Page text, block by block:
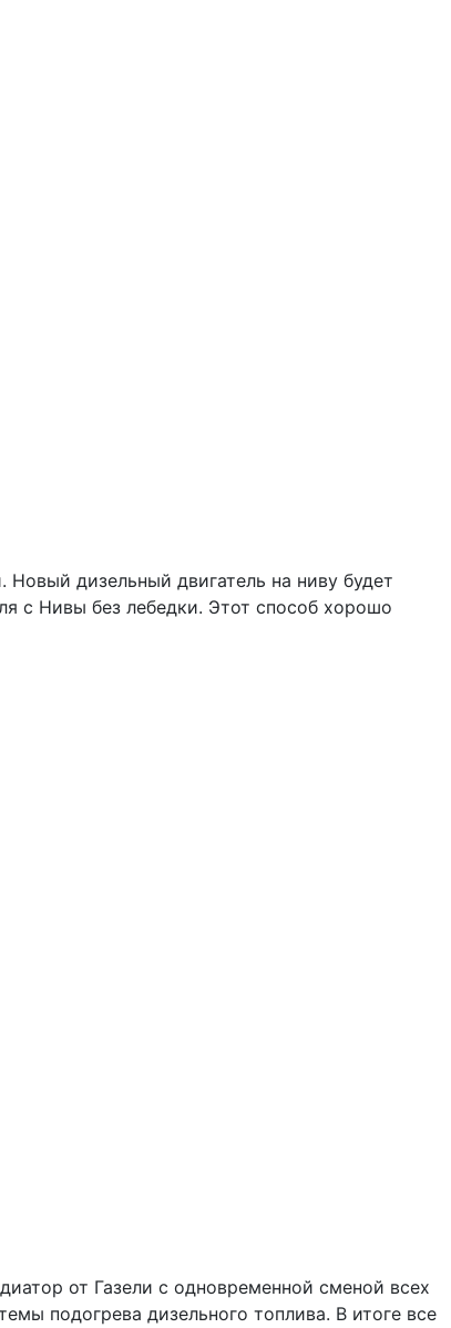
дизельный двигатель на ниву будет
с Нивы без лебедки. Этот способ хорошо
от Газели с одновременной сменой всех
подогрева дизельного топлива. В итоге все